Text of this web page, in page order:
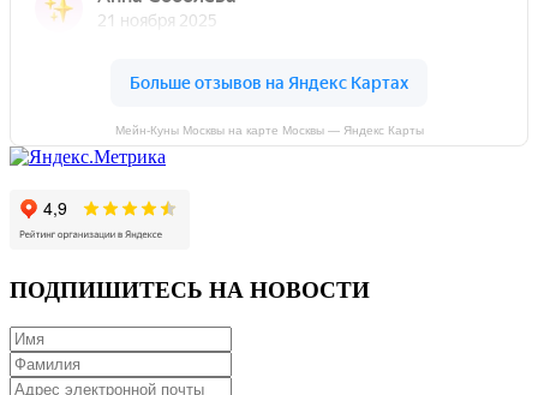
Мейн-Куны Москвы на карте Москвы — Яндекс Карты
ПОДПИШИТЕСЬ НА НОВОСТИ